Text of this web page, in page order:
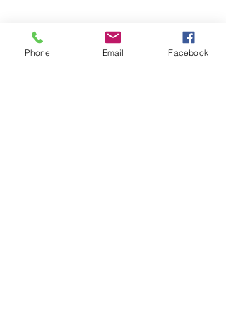
Phone Email Facebook